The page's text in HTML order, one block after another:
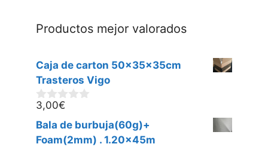
Productos mejor valorados
Caja de carton 50x35x35cm
Trasteros Vigo
0
d
e
5
3,00€
Bala de burbuja(60g)+
Foam(2mm) . 1.20x45m